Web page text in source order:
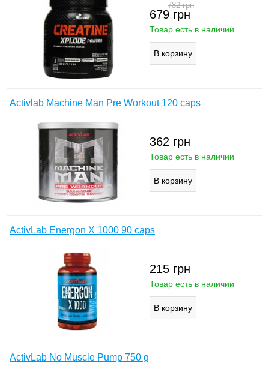
679 грн
782грн
Товар есть в наличии
Activlab Machine Man Pre Workout 120 caps
362 грн
Товар есть в наличии
ActivLab Energon X 1000 90 caps
215 грн
Товар есть в наличии
ActivLab No Muscle Pump 750 g